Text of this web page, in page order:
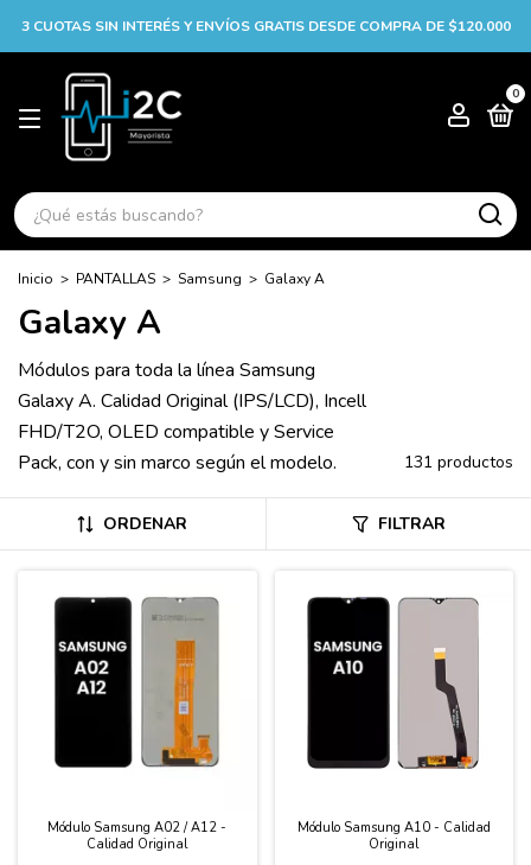
3 CUOTAS SIN INTERÉS Y ENVÍOS GRATIS DESDE COMPRA DE $120.000
0
Inicio > PANTALLAS > Samsung > Galaxy A
Galaxy A
Módulos para toda la línea Samsung
Galaxy A. Calidad Original (IPS/LCD), Incell
FHD/T2O, OLED compatible y Service
Pack, con y sin marco según el modelo.
131 productos
ORDENAR FILTRAR
Módulo Samsung A02 / A12 -
Calidad Original
Módulo Samsung A10 - Calidad
Original